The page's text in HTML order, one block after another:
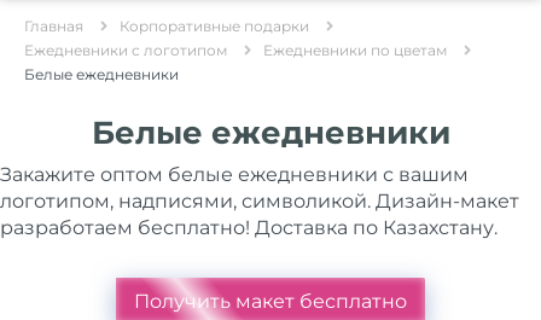
Главная
Корпоративные подарки
Ежедневники c логотипом
Ежедневники по цветам
Белые ежедневники
Белые ежедневники
Закажите оптом белые ежедневники с вашим
логотипом, надписями, символикой. Дизайн-макет
разработаем бесплатно! Доставка по Казахстану.
Получить макет бесплатно